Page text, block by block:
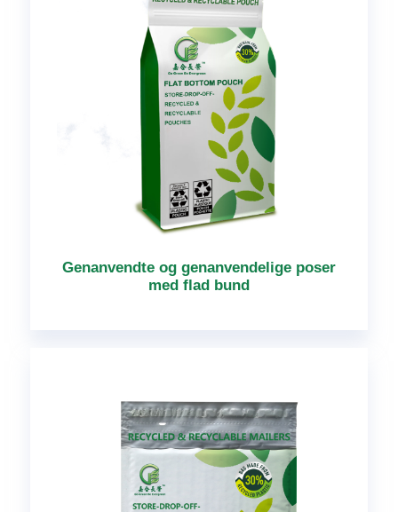
Genanvendte og genanvendelige poser
med flad bund